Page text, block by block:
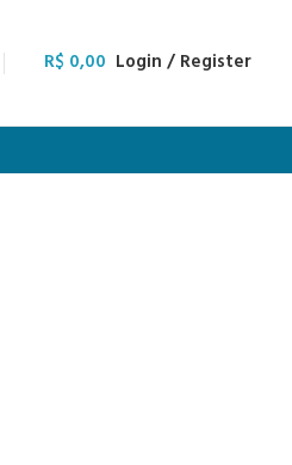
R$ 0,00 Login / Register